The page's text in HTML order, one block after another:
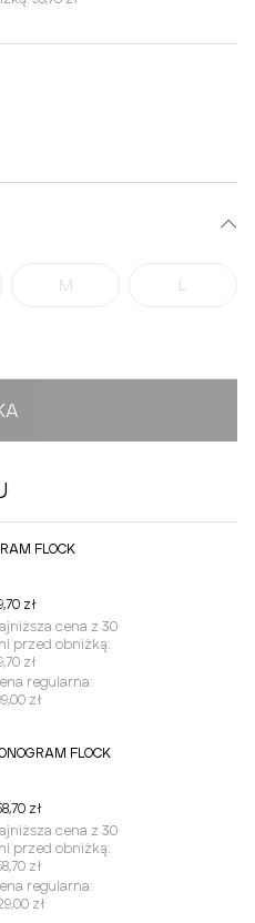
M L
FLOCK
zł
cena z 30
przed obniżką:
zł
regularna:
zł
FLOCK
zł
cena z 30
przed obniżką:
zł
regularna:
zł